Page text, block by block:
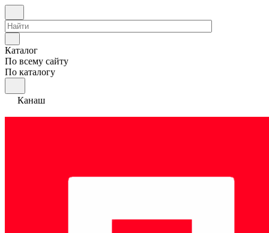
Каталог
По всему сайту
По каталогу
Канаш